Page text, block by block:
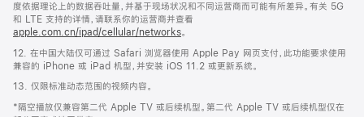
度依据理论上的数据吞吐量，并基于现场状况和不同运营商而可能有所差异。有关 5G
和 LTE 支持的详情，请联系你的运营商并查看
apple.com.cn/ipad/cellular/networks。
12. 在中国大陆仅可通过 Safari 浏览器使用 Apple Pay 网页支付，此功能要求使用
兼容的 iPhone 或 iPad 机型，并安装 iOS 11.2 或更新系统。
13. 仅限标准动态范围的视频内容。
*隔空播放仅兼容第二代 Apple TV 或后续机型。第二代 Apple TV 或后续机型仅在